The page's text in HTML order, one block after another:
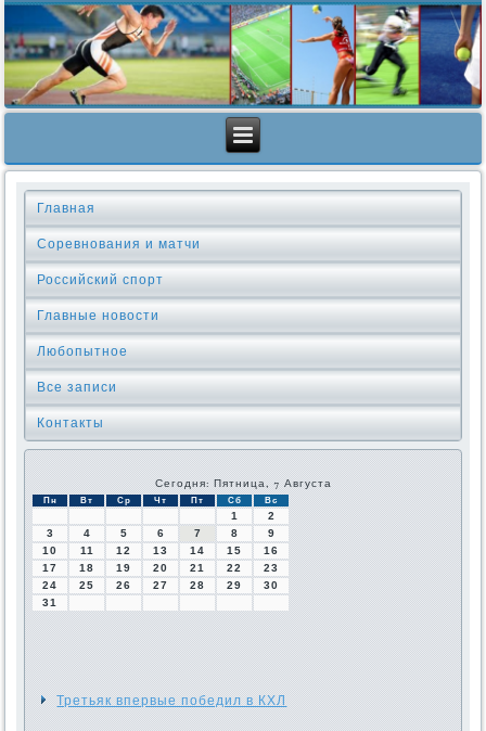
Главная
Соревнования и матчи
Российский спорт
Главные новости
Любопытное
Все записи
Контакты
Сегодня: Пятница, 7 Августа
Пн Вт Ср Чт Пт Сб Вс
1
2
3
4 5 6 7 8
9
10
11 12 13 14 15
16
17
18 19 20 21 22
23
24
25 26 27 28 29
30
31
Третьяк впервые победил в КХЛ